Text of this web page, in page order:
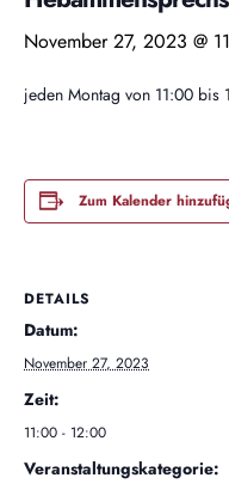
November 27, 2023 @
jeden Montag von 11:00 bis
Zum Kalender
DETAILS
Datum:
November 27, 2023
Zeit:
11:00 - 12:00
Veranstaltungskategorie: